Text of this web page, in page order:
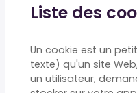
Liste des
Un cookie est un
texte) qu'un site
un utilisateur,